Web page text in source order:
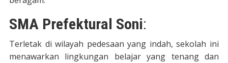
SMA Prefektural Soni:
Terletak di wilayah pedesaan yang indah, sekolah ini
menawarkan lingkungan belajar yang tenang dan